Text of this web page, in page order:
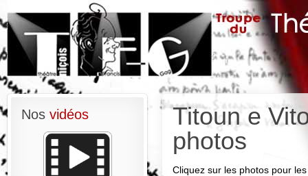
Titoun e
photos
Cliquez sur les photos pour
Nos vidéos